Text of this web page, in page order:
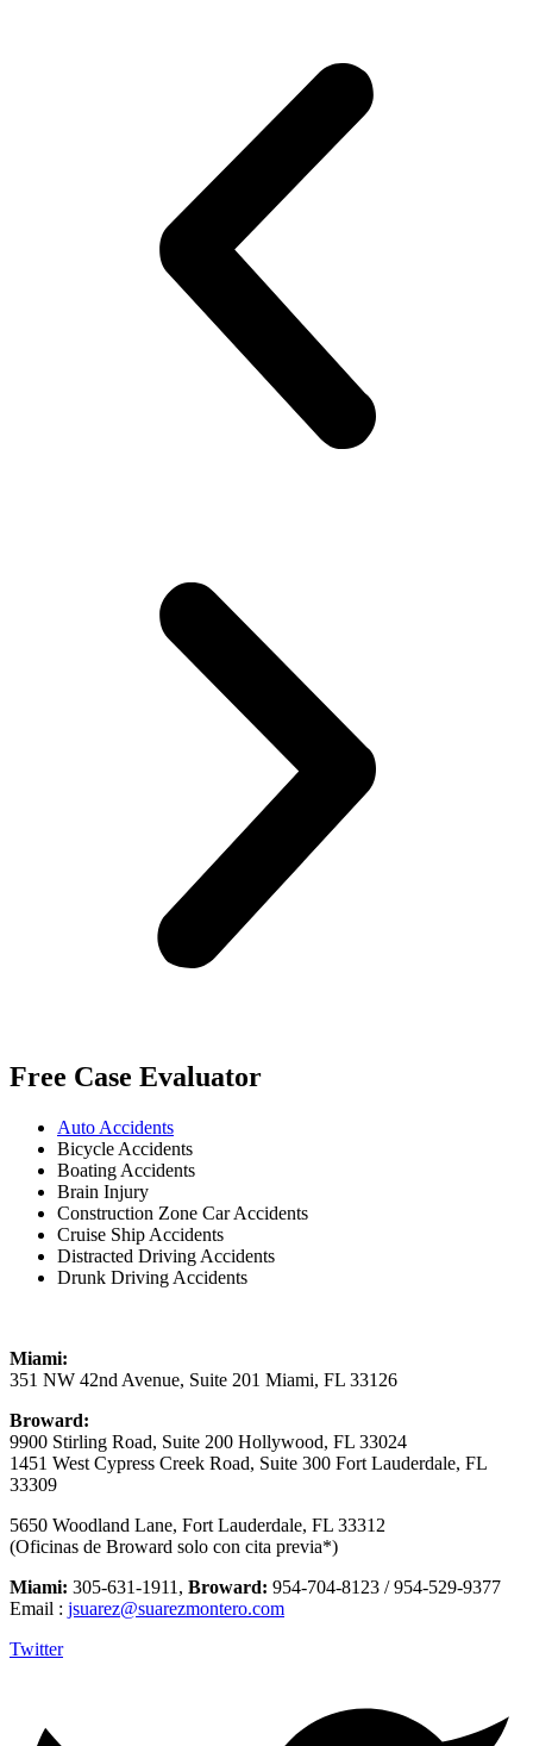
Free Case Evaluator
Auto Accidents
Bicycle Accidents
Boating Accidents
Brain Injury
Construction Zone Car Accidents
Cruise Ship Accidents
Distracted Driving Accidents
Drunk Driving Accidents
Miami:
351 NW 42nd Avenue, Suite 201 Miami, FL 33126
Broward:
9900 Stirling Road, Suite 200 Hollywood, FL 33024
1451 West Cypress Creek Road, Suite 300 Fort Lauderdale, FL
33309
5650 Woodland Lane, Fort Lauderdale, FL 33312
(Oficinas de Broward solo con cita previa*)
Miami: 305-631-1911, Broward: 954-704-8123 / 954-529-9377
Email : jsuarez@suarezmontero.com
Twitter